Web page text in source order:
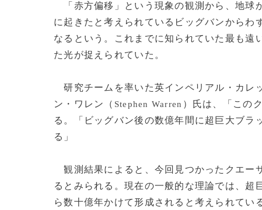
「赤方偏移」という現象の観測から、地球
に起きたと考えられているビッグバンからわ
なるという。これまでに知られていた最も遠
た光が捉えられていた。
研究チームを率いた英インペリアル・カレ
ン・ワレン（ Stephen Warren ）氏は、「この
る。「ビッグバン後の数億年間に超巨大ブラ
る」
観測結果によると、今回見つかったクエー
るとみられる。現在の一般的な理論では、
ら数十億年かけて形成されると考えられてい